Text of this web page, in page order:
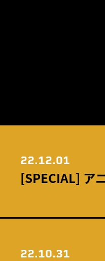
22.12.01
[SPECIAL] ア
22.10.31